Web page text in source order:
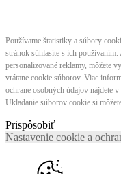
Používame štatistiky a súbory
stránok súhlasíte s ich
personalizované reklamy, môžete
vrátane cookie súborov. Viac
ochrane osobných údajov nájdete
Ukladanie súborov cookie si
Prispôsobiť
Nastavenie cookie a